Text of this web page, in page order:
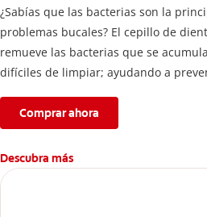
¿Sabías que las bacterias son la
problemas bucales? El cepillo de
remueve las bacterias que se
difíciles de limpiar; ayudando a
Comprar ahora
Descubra más